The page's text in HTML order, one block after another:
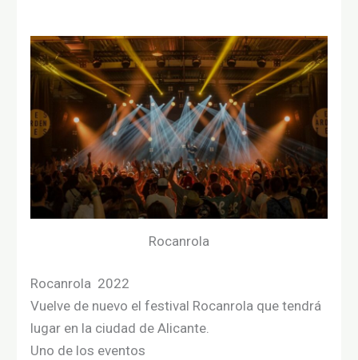
Rocanrola
Rocanrola 2022
Vuelve de nuevo el festival Rocanrola que tendrá
lugar en la ciudad de Alicante.
Uno de los eventos